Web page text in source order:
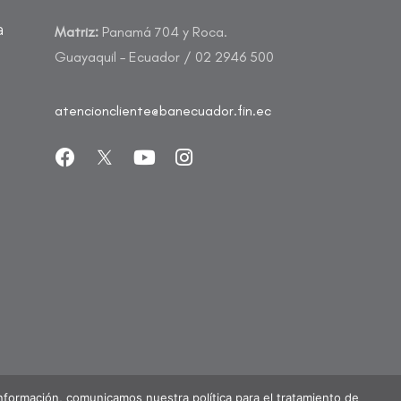
Matriz: Panamá 704 y Roca.
Guayaquil – Ecuador / 02 2946 500
atencioncliente@banecuador.fin.ec
comunicamos nuestra política para el tratamiento de